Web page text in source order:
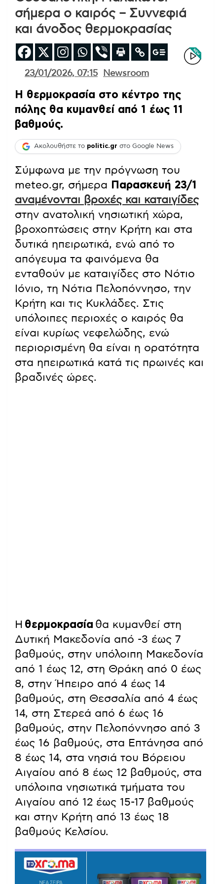
σήμερα ο καιρός – Συννεφιά
και άνοδος θερμοκρασίας
23/01/2026, 07:15 Newsroom
Η θερμοκρασία στο κέντρο της
πόλης θα κυμανθεί από 1 έως 11
βαθμούς.
Ακολουθήστε το politic.gr στο Google News
Σύμφωνα με την πρόγνωση του
meteo.gr, σήμερα Παρασκευή 23/1
αναμένονται βροχές και καταιγίδες
στην ανατολική νησιωτική χώρα,
βροχοπτώσεις στην Κρήτη και στα
δυτικά ηπειρωτικά, ενώ από το
απόγευμα τα φαινόμενα θα
ενταθούν με καταιγίδες στο Νότιο
Ιόνιο, τη Νότια Πελοπόννησο, την
Κρήτη και τις Κυκλάδες. Στις
υπόλοιπες περιοχές ο καιρός θα
είναι κυρίως νεφελώδης, ενώ
περιορισμένη θα είναι η ορατότητα
στα ηπειρωτικά κατά τις πρωινές και
βραδινές ώρες.
Η θερμοκρασία θα κυμανθεί στη
Δυτική Μακεδονία από -3 έως 7
βαθμoύς, στην υπόλοιπη Μακεδονία
από 1 έως 12, στη Θράκη από 0 έως
8, στην Ήπειρο από 4 έως 14
βαθμούς, στη Θεσσαλία από 4 έως
14, στη Στερεά από 6 έως 16
βαθμούς, στην Πελοπόννησο από 3
έως 16 βαθμούς, στα Επτάνησα από
8 έως 14, στα νησιά του Βόρειου
Αιγαίου από 8 έως 12 βαθμούς, στα
υπόλοιπα νησιωτικά τμήματα του
Αιγαίου από 12 έως 15-17 βαθμούς
και στην Κρήτη από 13 έως 18
βαθμούς Κελσίου.